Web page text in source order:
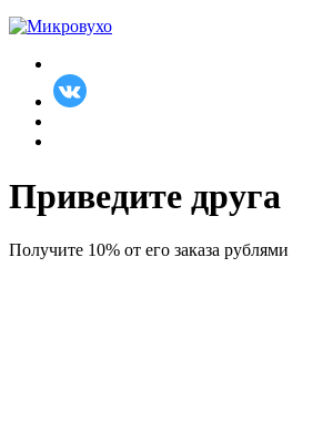
Приведите друга
Получите 10% от его заказа рублями